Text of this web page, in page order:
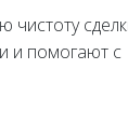
чистоту
и помогают с